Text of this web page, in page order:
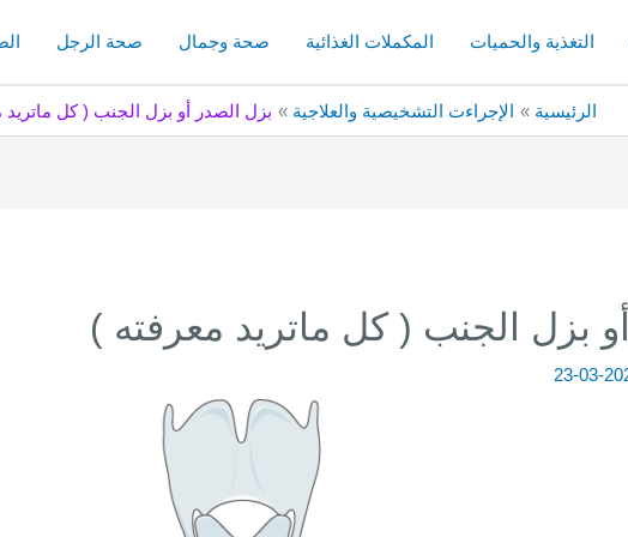
التغذية والحميات المكملات الغذائية صحة وجمال صحة الرجل
الرئيسية الإجراءت التشخيصية والعلاجية بزل الصدر أو بزل الجنب ( كل ماتريد
بزل الجنب ( كل ماتريد معرفته )
2020-